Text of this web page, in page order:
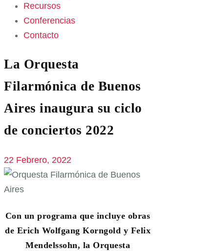
Recursos
Conferencias
Contacto
La Orquesta
Filarmónica de Buenos
Aires inaugura su ciclo
de conciertos 2022
22 Febrero, 2022
Con un programa que incluye obras
de Erich Wolfgang Korngold y Felix
Mendelssohn, la Orquesta